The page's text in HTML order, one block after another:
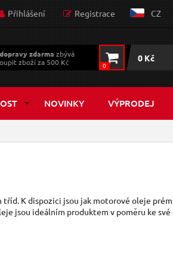
Přihlášení Registrace CZ
dopravy zdarma zbývá
zboží za 500 Kč
0
0 Kč
NOVINKY VÝPRODEJ
K dispozici jsou jak motorové oleje
jsou ideálním produktem v poměru ke své